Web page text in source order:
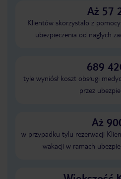
Aż 57
Klientów skorzystało z
ubezpieczenia od nagłych
689
tyle wyniósł koszt obsługi
przez
Aż
w przypadku tylu rezerwacji
wakacji w ramach